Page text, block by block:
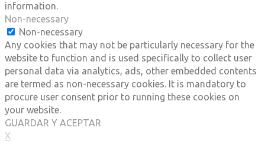
information.
Non-necessary
Non-necessary
Any cookies that may not be particularly necessary for the
website to function and is used specifically to collect user
personal data via analytics, ads, other embedded contents
are termed as non-necessary cookies. It is mandatory to
procure user consent prior to running these cookies on
your website.
GUARDAR Y ACEPTAR
X